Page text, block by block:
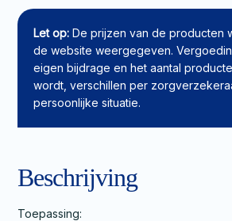
Convex
delig
grijs
maxi
28-
Let op: De prijzen van de producten
de website weergegeven.
eigen bijdrage en het aantal
wordt, verschillen per
persoonlijke situatie.
Beschrijving
Toepassing: